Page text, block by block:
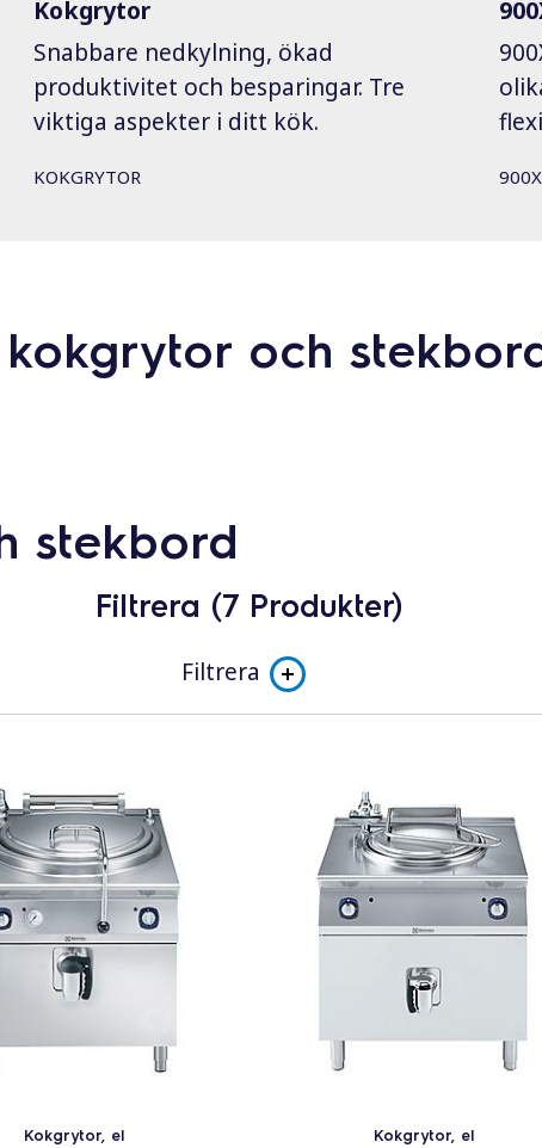
Kokgrytor
Snabbare nedkylning, ökad
produktivitet och besparingar. Tre
viktiga aspekter i ditt kök.
KOKGRYTOR
och
stekbord
Filtrera (7 Produkter)
Filtrera
Kokgrytor
Stekbord
Kokgrytor, el Kokgrytor, el